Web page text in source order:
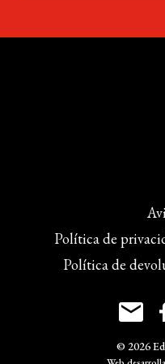
Política de
Política de
© 2026